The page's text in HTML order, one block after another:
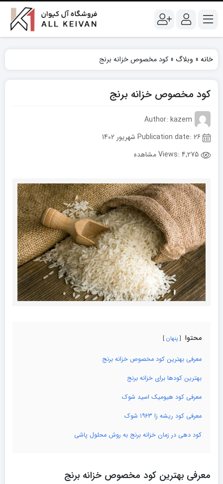
خانه » وبلاگ » کود مخصوص خزانه برنج
کود مخصوص خزانه برنج
Author: kazem
4,275 مشاهده
محتوا پنهان
معرفی بهترین کود مخصوص خزانه برنج
بهترین کودها برای خزانه برنج
معرفی کود هیومیک اسید شوک
معرفی کود ریشه‌ زا ۱۹۶۳ شوک
کود دهی در زمان خزانه برنج به روش محلول پاشی
معرفی بهترین کود مخصوص خزانه برنج